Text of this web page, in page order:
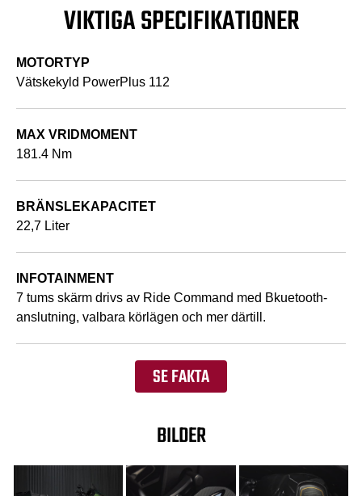
VIKTIGA SPECIFIKATIONER
MOTORTYP
Vätskekyld PowerPlus 112
MAX VRIDMOMENT
181.4 Nm
BRÄNSLEKAPACITET
22,7 Liter
INFOTAINMENT
7 tums skärm drivs av Ride Command med Bkuetooth-
anslutning, valbara körlägen och mer därtill.
SE FAKTA
BILDER